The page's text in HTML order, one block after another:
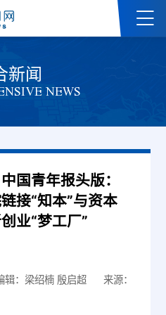
新闻
NEWS
国青年报头版：
接“知本”与资本
业“梦工厂”
辑：梁绍楠 殷启超
来源：